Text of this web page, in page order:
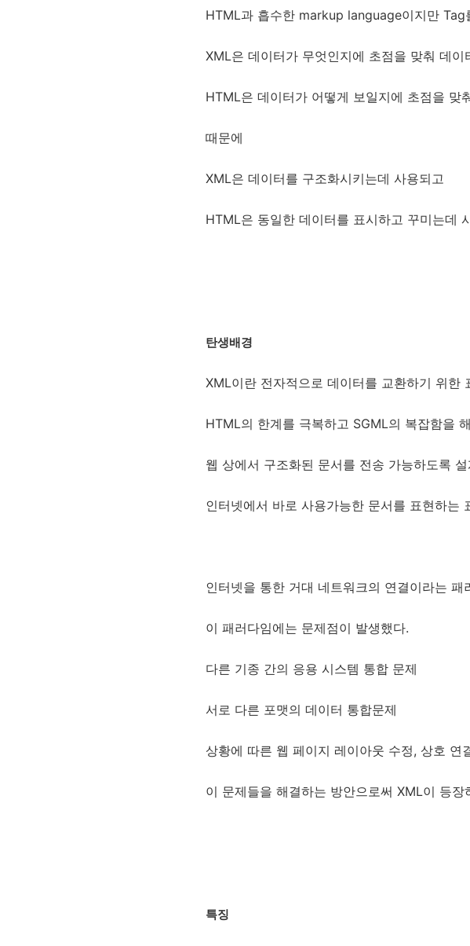
HTML과 흡수한 markup language이지만
XML은 데이터가 무엇인지에 초점을 맞춰 데
HTML은 데이터가 어떻게 보일지에 초점을 맞
때문에
XML은 데이터를 구조화시키는데 사용되고
HTML은 동일한 데이터를 표시하고 꾸미는데
탄생배경
XML이란 전자적으로 데이터를 교환하기 위한
HTML의 한계를 극복하고 SGML의 복잡함을
웹 상에서 구조화된 문서를 전송 가능하도록
인터넷에서 바로 사용가능한 문서를 표현하는
인터넷을 통한 거대 네트워크의 연결이라는 패
이 패러다임에는 문제점이 발생했다.
다른 기종 간의 응용 시스템 통합 문제
서로 다른 포맷의 데이터 통합문제
상황에 따른 웹 페이지 레이아웃 수정, 상호
이 문제들을 해결하는 방안으로써 XML이 등장
특징